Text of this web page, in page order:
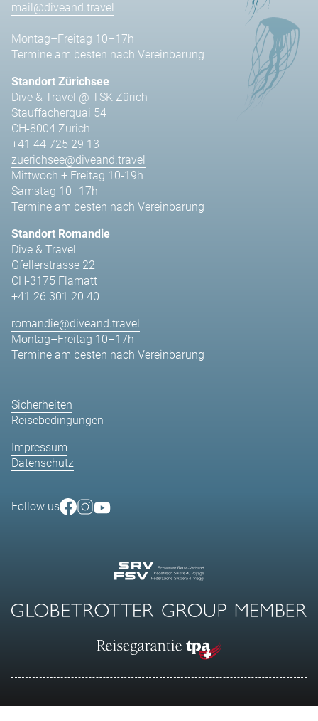
mail@diveand.travel
Montag–Freitag 10–17h
Termine am besten nach Vereinbarung
Standort Zürichsee
Dive & Travel @ TSK Zürich
Stauffacherquai 54
CH-8004 Zürich
+41 44 725 29 13
zuerichsee@diveand.travel
Mittwoch + Freitag 10-19h
Samstag 10–17h
Termine am besten nach Vereinbarung
Standort Romandie
Dive & Travel
Gfellerstrasse 22
CH-3175 Flamatt
+41 26 301 20 40
romandie@diveand.travel
Montag–Freitag 10–17h
Termine am besten nach Vereinbarung
Sicherheiten
Reisebedingungen
Impressum
Datenschutz
Follow us